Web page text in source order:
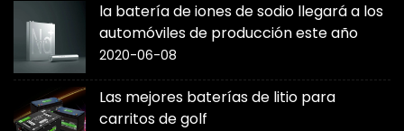
la batería de iones de sodio llegará a los
automóviles de producción este año
2020-06-08
Las mejores baterías de litio para
carritos de golf